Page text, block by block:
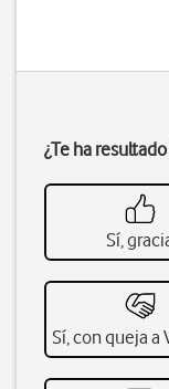
¿Te ha
Sí,
Sí, con queja a